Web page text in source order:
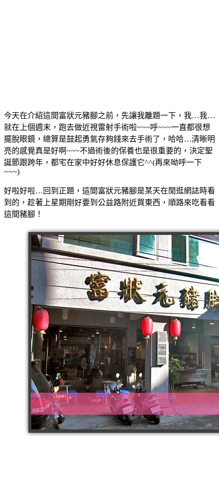
今天在介紹這間富狀元豬腳之前，先讓我離題一下，我…我…
就在上個週末，跑去做近視雷射手術啦~~~呼~~~一直都很想
擺脫眼鏡，總算是鼓起勇氣存夠錢來去手術了，哈哈…清晰明
亮的感覺真是好啊~~~不過術後的保養也是很重要的，決定聖
誕節跟跨年，都宅在家中好好休息保護它^^(再來呦呼一下
~~~)
好啦好啦…回到正題，這間富狀元豬腳是某天在閒逛網誌時看
到的，趁著上星期剛好要到公益路附近買東西，順路來吃看看
這間豬腳！